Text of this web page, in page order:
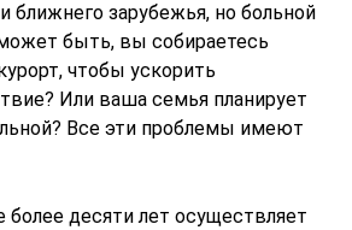
ближнего зарубежья, но больной
быть, вы собираетесь
чтобы ускорить
Или ваша семья планирует
Все эти проблемы имеют
десяти лет осуществляет